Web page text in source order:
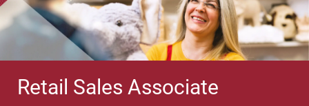
Retail Sales Associate